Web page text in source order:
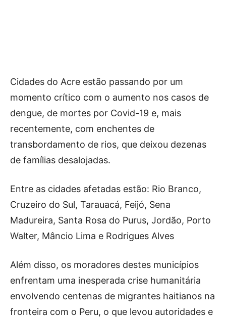
Cidades do Acre estão passando por um
momento crítico com o aumento nos casos de
dengue, de mortes por Covid-19 e, mais
recentemente, com enchentes de
transbordamento de rios, que deixou dezenas
de famílias desalojadas.
Entre as cidades afetadas estão: Rio Branco,
Cruzeiro do Sul, Tarauacá, Feijó, Sena
Madureira, Santa Rosa do Purus, Jordão, Porto
Walter, Mâncio Lima e Rodrigues Alves
Além disso, os moradores destes municípios
enfrentam uma inesperada crise humanitária
envolvendo centenas de migrantes haitianos na
fronteira com o Peru, o que levou autoridades e